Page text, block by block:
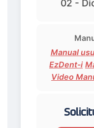
02 -
Manual
EzDent-i
Video